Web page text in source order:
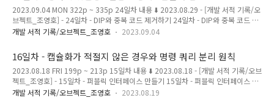
이 더 어긋난다. 2. 구현 방식이 서로 달라 코드를 이해하는데 방해가 된다. 따라서 유
사한 기능을 서로 다른 방식으로..
2023.09.04 MON 322p ~ 335p 24일차 내용 ⬇️ 2023.08.29 - [개발 서적 기록/오
브젝트_조영호] - 24일차 - DIP와 중복 코드 제거하기 24일차 - DIP와 중복 코드 제
거하기 2023.08.29 TUE 300p ~ 322p 23일차 내용 ⬇️ 2023.08.25 - [개발 서적
FRI 289p ~ 304p 22일차 내용 ⬇️ 2023.08.24 - [개발 서적 기록/오 magenta-
ming.tistory.com 상속은 결합도를 높이고 캡슐화를 떨어트린다 상속은 자식 클래
스를 점진적으로 추가해서 기능을 확장할 수 있다. 반면 높은 결합도를 만들어서 부
모 클래스를 점진적으로..
개발 서적 기록/오브젝트_조영호 2023.09.04
16일차 - 캡슐화가 적절지 않은 경우와 명령 쿼리 분리 원칙
2023.08.18 FRI 199p ~ 213p 15일차 내용 ⬇️ 2023.08.18 - [개발 서적 기록/오브
젝트_조영호] - 15일차 - 퍼블릭 인터페이스 만들기 15일차 - 퍼블릭 인터페이스 만
들기 2023.08.18 FRI 183p ~ 198p 14일차 내용 ⬇️ 2023.08.15 - [개발 서적 기
개발 서적 기록/오브젝트_조영호 2023.08.19